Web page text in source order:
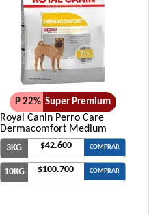
P 22% Super Premium
Royal Canin Perro Care
Dermacomfort Medium
3KG $42.600 COMPRAR
10KG $100.700 COMPRAR